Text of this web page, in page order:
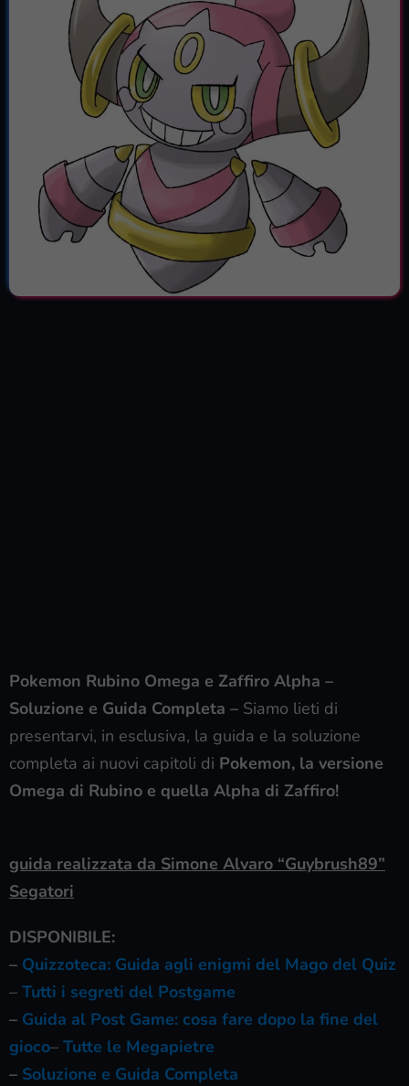
Pokemon Rubino Omega e Zaffiro Alpha –
Soluzione e Guida Completa – Siamo lieti di
presentarvi, in esclusiva, la guida e la soluzione
completa ai nuovi capitoli di Pokemon, la versione
Omega di Rubino e quella Alpha di Zaffiro!
guida realizzata da Simone Alvaro “Guybrush89”
Segatori
DISPONIBILE:
– Quizzoteca: Guida agli enigmi del Mago del Quiz
– Tutti i segreti del Postgame
– Guida al Post Game: cosa fare dopo la fine del
gioco– Tutte le Megapietre
– Soluzione e Guida Completa